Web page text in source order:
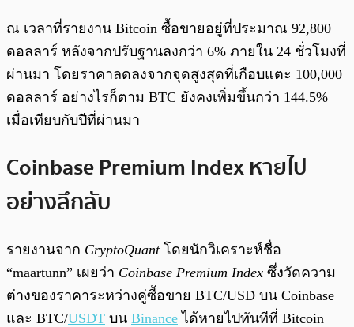
ณ เวลาที่รายงาน Bitcoin ซื้อขายอยู่ที่ประมาณ 92,800
ดอลลาร์ หลังจากปรับฐานลงกว่า 6% ภายใน 24 ชั่วโมงที่
ผ่านมา โดยราคาลดลงจากจุดสูงสุดที่เกือบแตะ 100,000
ดอลลาร์ อย่างไรก็ตาม BTC ยังคงเพิ่มขึ้นกว่า 144.5%
เมื่อเทียบกับปีที่ผ่านมา
Coinbase Premium Index หายไป
อย่างลึกลับ
รายงานจาก CryptoQuantโดยนักวิเคราะห์ชื่อ
“maartunn” เผยว่า Coinbase Premium Index ซึ่งวัดความ
ต่างของราคาระหว่างคู่ซื้อขาย BTC/USD บน Coinbase
และ BTC/USDT บน Binance ได้หายไปทันทีที่ Bitcoin